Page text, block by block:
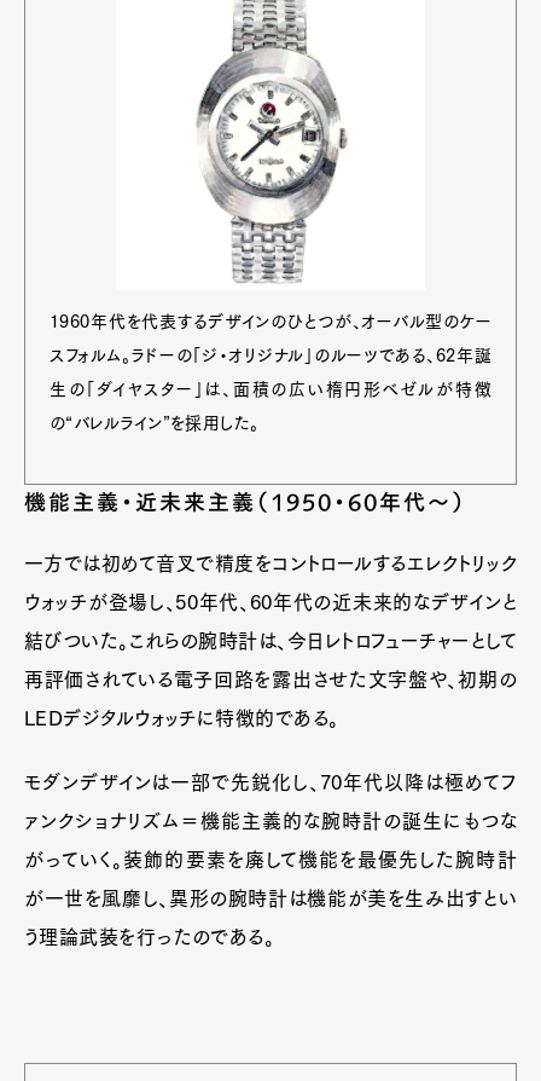
Art&Design Watch
Fashion
GourmetCars
1960年代を代表するデザインのひとつが、オーバル型のケー
スフォルム。ラドーの「ジ・オリジナル」のルーツである、62年誕
生の「ダイヤスター」は、面積の広い楕円形ベゼルが特徴
の“バレルライン”を採用した。
機能主義・近未来主義（1950・60年代〜）
一方では初めて音叉で精度をコントロールするエレクトリック
ウォッチが登場し、50年代、60年代の近未来的なデザインと
結びついた。これらの腕時計は、今日レトロフューチャーとして
再評価されている電子回路を露出させた文字盤や、初期の
LEDデジタルウォッチに特徴的である。
モダンデザインは一部で先鋭化し、70年代以降は極めてフ
ァンクショナリズム＝機能主義的な腕時計の誕生にもつな
がっていく。装飾的要素を廃して機能を最優先した腕時計
が一世を風靡し、異形の腕時計は機能が美を生み出すとい
う理論武装を行ったのである。